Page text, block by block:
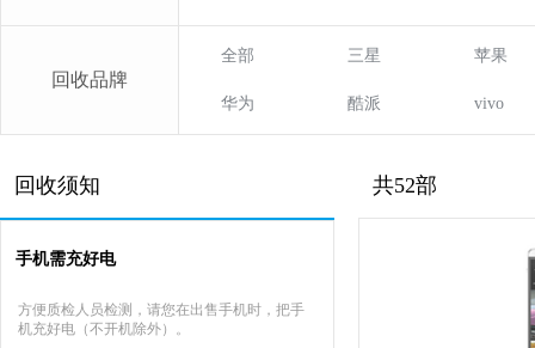
回收品牌
全部 三星 苹果
华为 酷派 vivo
回收须知
手机需充好电
方便质检人员检测，请您在出售手机时，把手
机充好电（不开机除外）。
共52部